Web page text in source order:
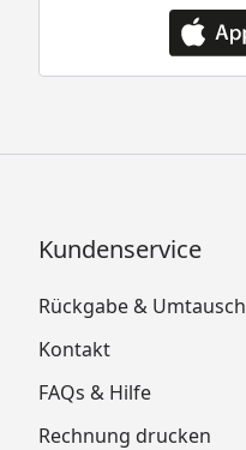
Kundenservice
Rückgabe & Umtausch
Kontakt
FAQs & Hilfe
Rechnung drucken